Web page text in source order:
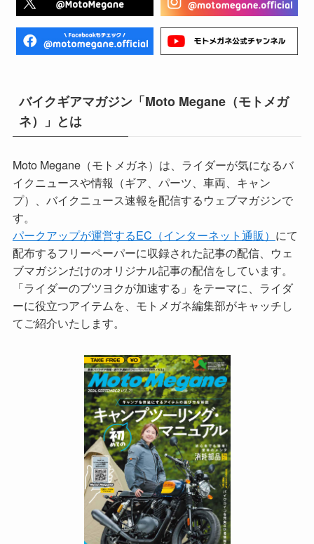
バイクギアマガジン「Moto Megane（モトメガ
ネ）」とは
Moto Megane（モトメガネ）は、ライダーが気になるバ
イクニュースや情報（ギア、パーツ、車両、キャン
プ）、バイクニュース速報を配信するウェブマガジンで
す。
パークアップが運営するEC（インターネット通販） にて
配布するフリーペーパーに収録された記事の配信、ウェ
ブマガジンだけのオリジナル記事の配信をしています。
「ライダーのブツヨクが加速する」をテーマに、ライダ
ーに役立つアイテムを、モトメガネ編集部がキャッチし
てご紹介いたします。